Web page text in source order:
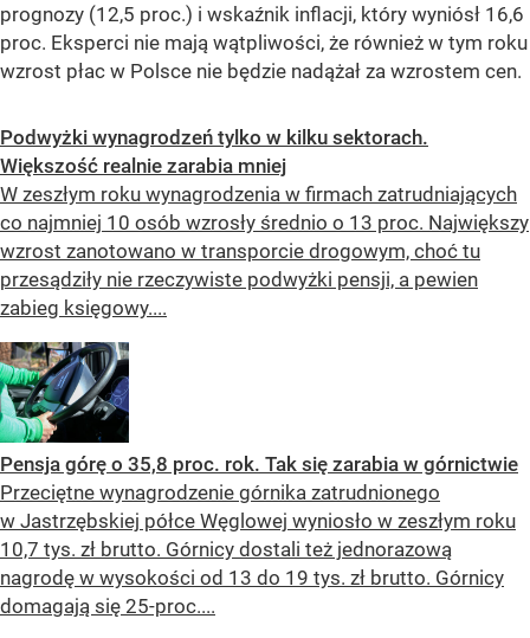
prognozy (12,5 proc.) i wskaźnik inflacji, który wyniósł 16,6
proc. Eksperci nie mają wątpliwości, że również w tym roku
wzrost płac w Polsce nie będzie nadążał za wzrostem cen.
Podwyżki wynagrodzeń tylko w kilku sektorach.
Większość realnie zarabia mniej
W zeszłym roku wynagrodzenia w firmach zatrudniających
co najmniej 10 osób wzrosły średnio o 13 proc. Największy
wzrost zanotowano w transporcie drogowym, choć tu
przesądziły nie rzeczywiste podwyżki pensji, a pewien
zabieg księgowy....
Pensja górę o 35,8 proc. rok. Tak się zarabia w górnictwie
Przeciętne wynagrodzenie górnika zatrudnionego
w Jastrzębskiej półce Węglowej wyniosło w zeszłym roku
10,7 tys. zł brutto. Górnicy dostali też jednorazową
nagrodę w wysokości od 13 do 19 tys. zł brutto. Górnicy
domagają się 25-proc....